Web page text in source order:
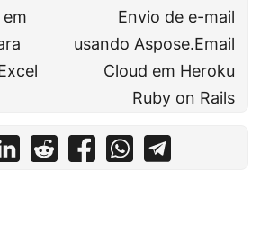
em
Envio de e-mail
usando Aspose.Email
Cloud em Heroku
Ruby on Rails